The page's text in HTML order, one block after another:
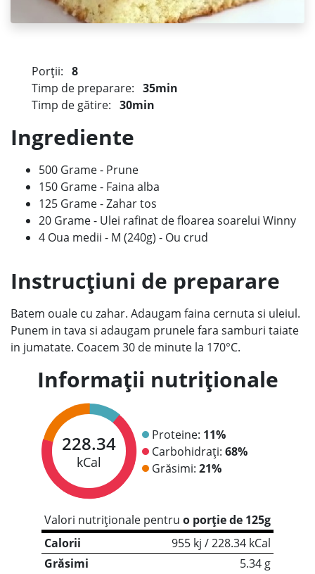
Porții: 8
Timp de preparare: 35min
Timp de gătire: 30min
Ingrediente
500 Grame - Prune
150 Grame - Faina alba
125 Grame - Zahar tos
20 Grame - Ulei rafinat de floarea soarelui Winny
4 Oua medii - M (240g) - Ou crud
Instrucțiuni de preparare
Batem ouale cu zahar. Adaugam faina cernuta si uleiul.
Punem in tava si adaugam prunele fara samburi taiate
in jumatate. Coacem 30 de minute la 170°C.
Informații nutriționale
228.34
kCal
Proteine: 11%
Carbohidrați: 68%
Grăsimi: 21%
Valori nutriționale pentru o porție de 125g
Calorii
955 kj / 228.34 kCal
Grăsimi
5.34 g